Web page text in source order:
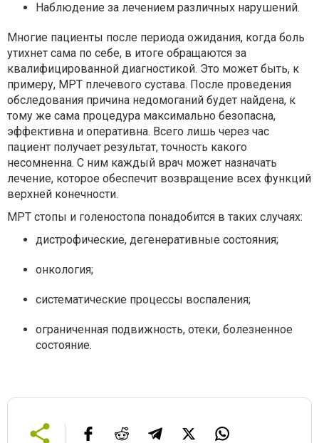
Наблюдение за лечением различных нарушений.
Многие пациенты после периода ожидания, когда боль
утихнет сама по себе, в итоге обращаются за
квалифицированной диагностикой. Это может быть, к
примеру, МРТ плечевого сустава. После проведения
обследования причина недомоганий будет найдена, к
тому же сама процедура максимально безопасна,
эффективна и оперативна. Всего лишь через час
пациент получает результат, точность какого
несомненна. С ним каждый врач может назначать
лечение, которое обеспечит возвращение всех функций
верхней конечности.
МРТ стопы и голеностопа понадобится в таких случаях:
дистрофические, дегенеративные состояния;
онкология;
систематические процессы воспаления;
ограниченная подвижность, отеки, болезненное
состояние.